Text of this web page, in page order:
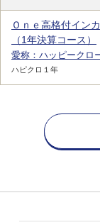
Ｏｎｅ高格付イン
（1年決算コース）
愛称：ハッピークロ
ハピクロ１年